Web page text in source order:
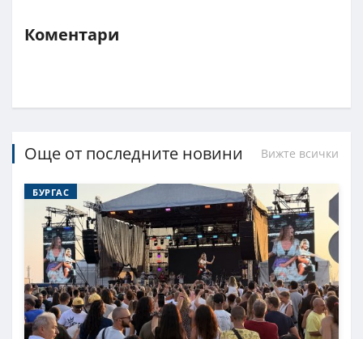
Коментари
Още от последните новини Вижте всички
БУРГАС